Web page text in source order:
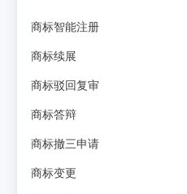
商标智能注册
商标续展
商标驳回复审
商标答辩
商标撤三申请
商标变更